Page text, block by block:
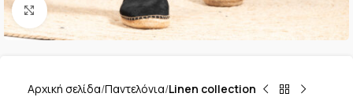
Κλικ για μεγέθυνση
Αρχική σελίδα Παντελόνια Linen collection